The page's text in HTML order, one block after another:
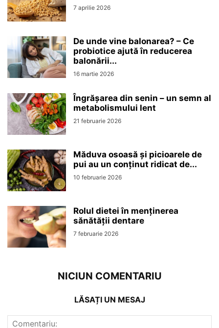
7 aprilie 2026
De unde vine balonarea? – Ce
probiotice ajută în reducerea
balonării...
16 martie 2026
Îngrășarea din senin – un semn al
metabolismului lent
21 februarie 2026
Măduva osoasă și picioarele de
pui au un conținut ridicat de...
10 februarie 2026
Rolul dietei în menținerea
sănătății dentare
7 februarie 2026
NICIUN COMENTARIU
LĂSAȚI UN MESAJ